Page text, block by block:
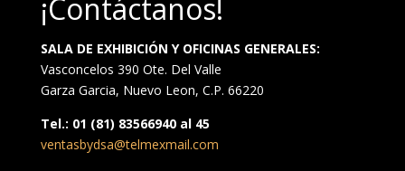
¡Contáctanos!
SALA DE EXHIBICIÓN Y OFICINAS GENERALES:
Vasconcelos 390 Ote. Del Valle
Garza Garcia, Nuevo Leon, C.P. 66220
Tel.: 01 (81) 83566940 al 45
ventasbydsa@telmexmail.com